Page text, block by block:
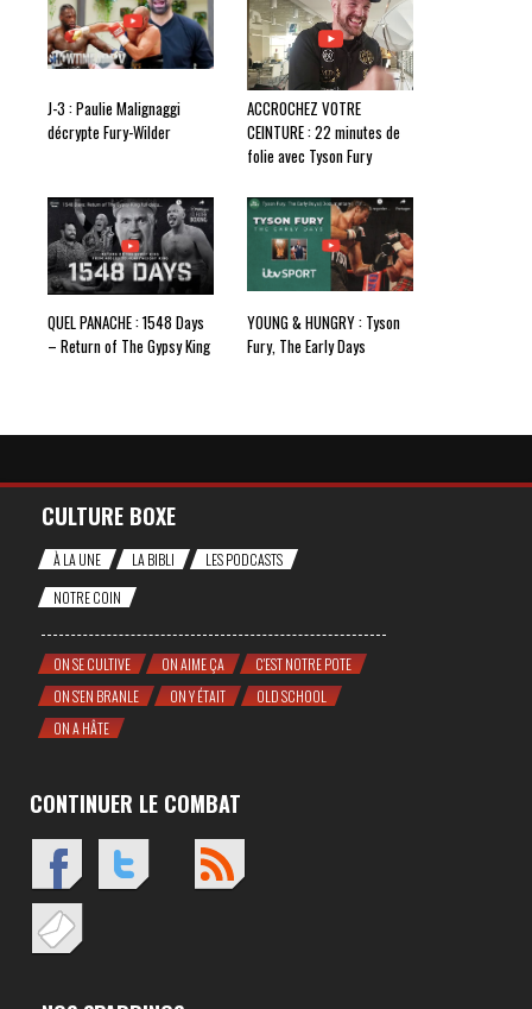
J-3 : Paulie Malignaggi
décrypte Fury-Wilder
ACCROCHEZ VOTRE
CEINTURE : 22 minutes de
folie avec Tyson Fury
QUEL PANACHE : 1548 Days
– Return of The Gypsy King
YOUNG & HUNGRY : Tyson
Fury, The Early Days
CULTURE BOXE
À LA UNE LA BIBLI
LES PODCASTS
NOTRE COIN
ON SE CULTIVE ON AIME ÇA
C'EST NOTRE POTE
ON S'EN BRANLE
ON Y ÉTAIT
OLD SCHOOL
ON A HÂTE
CONTINUER LE COMBAT